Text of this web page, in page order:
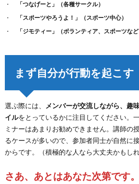
「つなげーと」（各種サークル）
「スポーツやろうよ！」（スポーツ中心）
「ジモティー」（ボランティア、スポーツなど
まず自分が行動を起こす
選ぶ際には、
メンバーが交流しながら、趣
イルをとっているかに注目してください。
ミナーはあまりお勧めできません。講師の
るケースが多いので、参加者同士が自然に
からです。（積極的な人なら大丈夫かもしれ
さあ、あとはあなた次第です。